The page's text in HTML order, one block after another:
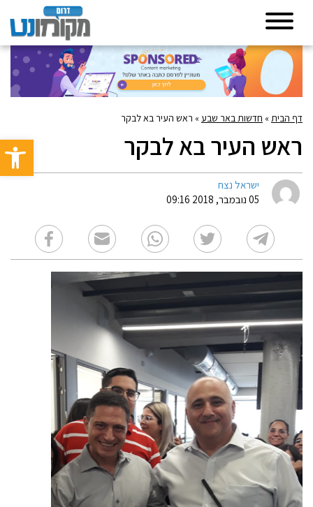
פתח
דף הבית» חדשות באר שבע» ראש העיר בא לבקר
ראש העיר בא לבקר
ישראל נצח
05 נובמבר, 2018 09:16